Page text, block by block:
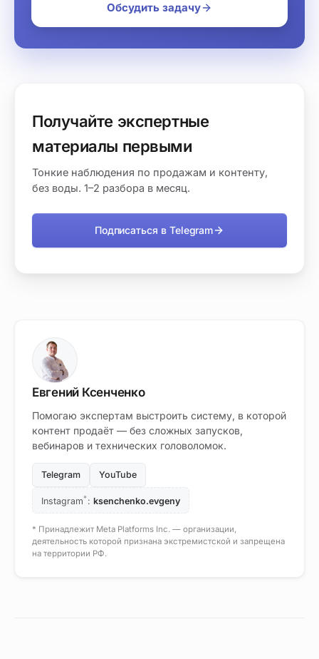
Обсудить задачу
Получайте экспертные
материалы первыми
Тонкие наблюдения по продажам и контенту,
без воды. 1–2 разбора в месяц.
Подписаться в Telegram
Евгений Ксенченко
Помогаю экспертам выстроить систему, в которой
контент продаёт — без сложных запусков,
вебинаров и технических головоломок.
Telegram YouTube
Instagram*: ksenchenko.evgeny
* Принадлежит Meta Platforms Inc. — организации,
деятельность которой признана экстремистской и запрещена
на территории РФ.